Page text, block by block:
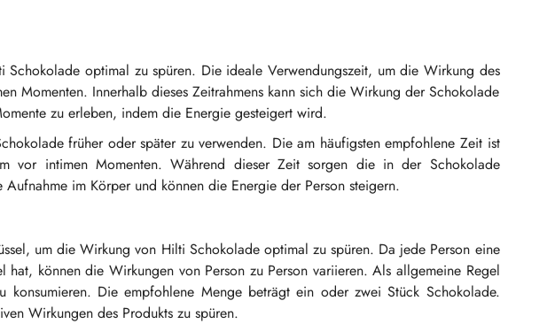
optimal zu spüren. Die ideale Verwendungszeit, um die Wirkung des
Momenten. Innerhalb dieses Zeitrahmens kann sich die Wirkung der Schokolade
zu erleben, indem die Energie gesteigert wird.
früher oder später zu verwenden. Die am häufigsten empfohlene Zeit ist
vor intimen Momenten. Während dieser Zeit sorgen die in der Schokolade
im Körper und können die Energie der Person steigern.
um die Wirkung von Hilti Schokolade optimal zu spüren. Da jede Person eine
hat, können die Wirkungen von Person zu Person variieren. Als allgemeine Regel
Die empfohlene Menge beträgt ein oder zwei Stück Schokolade.
Wirkungen des Produkts zu spüren.